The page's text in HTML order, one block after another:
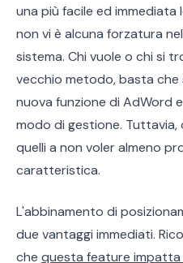
una più facile ed immediata
non vi è alcuna forzatura
sistema. Chi vuole o chi si
vecchio metodo, basta che
nuova funzione di AdWord
modo di gestione.
quelli a non voler almeno
caratteristica.
L'abbinamento di
due vantaggi immediati.
che questa feature